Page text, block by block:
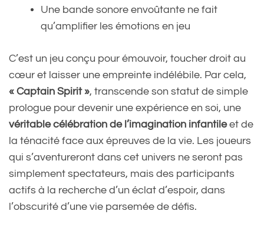
Une bande sonore envoûtante ne fait
qu’amplifier les émotions en jeu
C’est un jeu conçu pour émouvoir, toucher droit au
cœur et laisser une empreinte indélébile. Par cela,
« Captain Spirit », transcende son statut de simple
prologue pour devenir une expérience en soi, une
véritable célébration de l’imagination infantileet de
la ténacité face aux épreuves de la vie. Les joueurs
qui s’aventureront dans cet univers ne seront pas
simplement spectateurs, mais des participants
actifs à la recherche d’un éclat d’espoir, dans
l’obscurité d’une vie parsemée de défis.